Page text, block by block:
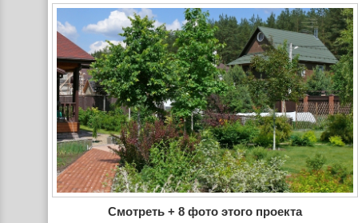
Смотреть + 8 фото этого проекта